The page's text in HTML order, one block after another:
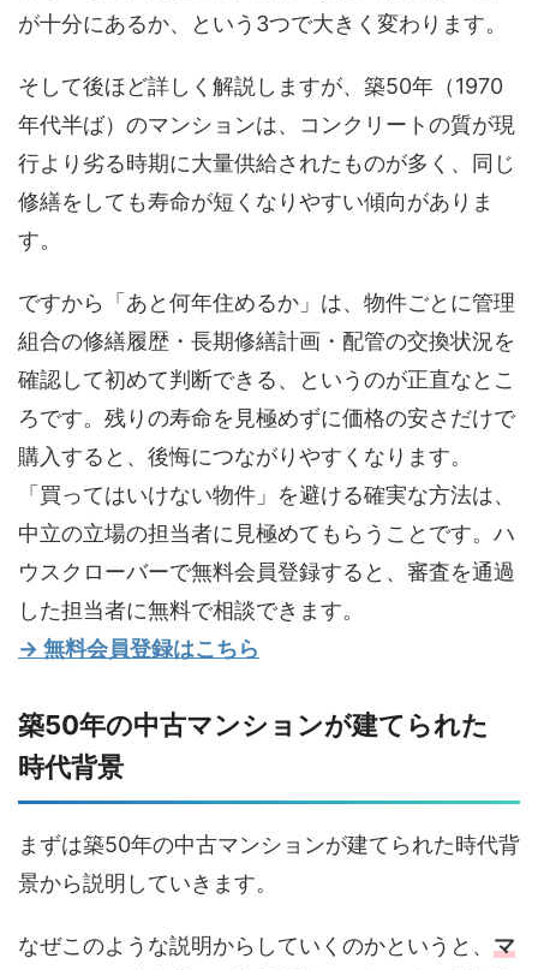
が十分にあるか、という3つで大きく変わります。
そして後ほど詳しく解説しますが、築50年（1970
年代半ば）のマンションは、コンクリートの質が現
行より劣る時期に大量供給されたものが多く、同じ
修繕をしても寿命が短くなりやすい傾向がありま
す。
ですから「あと何年住めるか」は、物件ごとに管理
組合の修繕履歴・長期修繕計画・配管の交換状況を
確認して初めて判断できる、というのが正直なとこ
ろです。残りの寿命を見極めずに価格の安さだけで
購入すると、後悔につながりやすくなります。
「買ってはいけない物件」を避ける確実な方法は、
中立の立場の担当者に見極めてもらうことです。ハ
ウスクローバーで無料会員登録すると、審査を通過
した担当者に無料で相談できます。
→ 無料会員登録はこちら
築50年の中古マンションが建てられた
時代背景
まずは築50年の中古マンションが建てられた時代背
景から説明していきます。
なぜこのような説明からしていくのかというと、 マ